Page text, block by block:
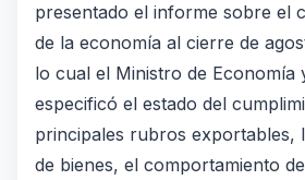
presentado el informe sobre el
de la economía al cierre de
lo cual el Ministro de Economía
especificó el estado del
principales rubros exportables,
de bienes, el comportamiento